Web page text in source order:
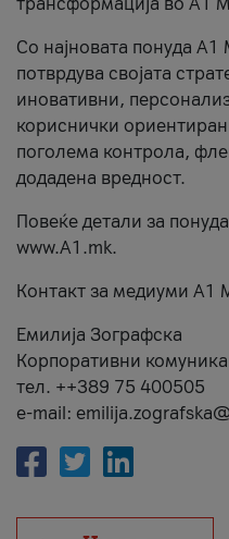
Со најновата понуда А1
потврдува својата
иновативни,
кориснички
поголема контрола,
додадена вредност.
Повеќе детали за
www.А1.mk.
Контакт за медиуми А1
Емилија Зографска
Корпоративни
тел. ++389 75 400505
e-mail: